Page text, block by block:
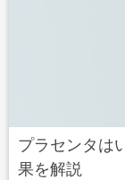
プラセンタは
果を解説